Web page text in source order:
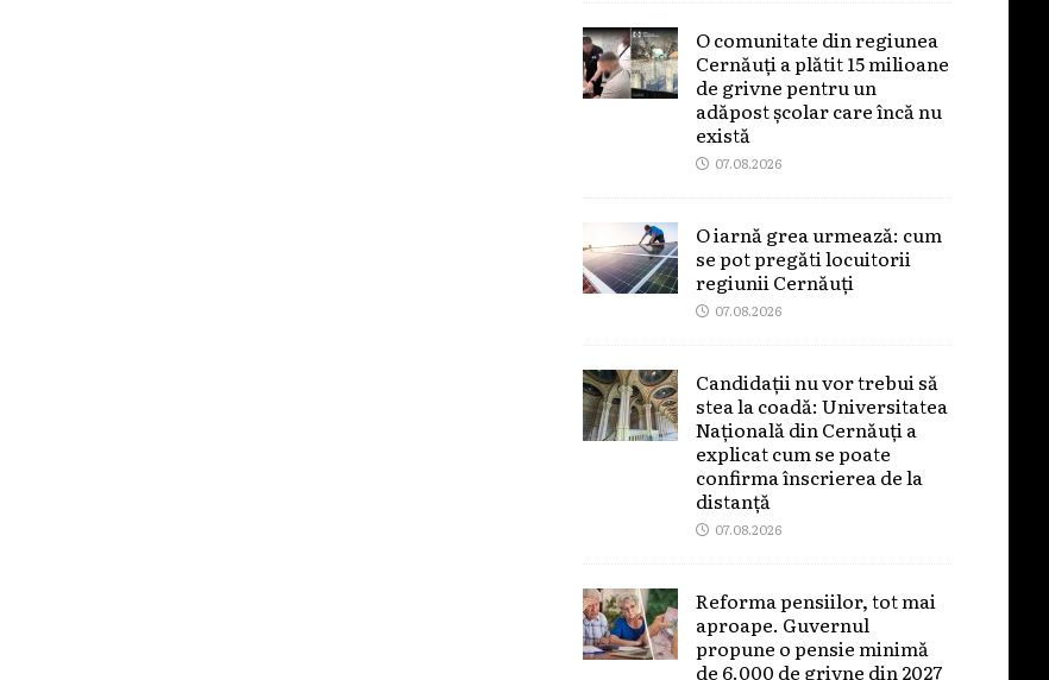
O comunitate din regiunea
Cernăuți a plătit 15 milioane
de grivne pentru un
adăpost școlar care încă nu
există
07.08.2026
O iarnă grea urmează: cum
se pot pregăti locuitorii
regiunii Cernăuți
07.08.2026
Candidații nu vor trebui să
stea la coadă: Universitatea
Națională din Cernăuți a
explicat cum se poate
confirma înscrierea de la
distanță
07.08.2026
Reforma pensiilor, tot mai
aproape. Guvernul
propune o pensie minimă
de 6.000 de grivne din 2027